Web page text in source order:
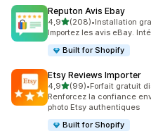
Reputon Avis Ebay
4,9étoile(s) sur 5
(208)
208 avis au total
•Installation
Importez les avis eBay.
Built for Shopify
Etsy Reviews Importer
4,9étoile(s) sur 5
(99)
99 avis au total
•Forfait gratuit
Renforcez la confiance
photo Etsy authentiques
Built for Shopify